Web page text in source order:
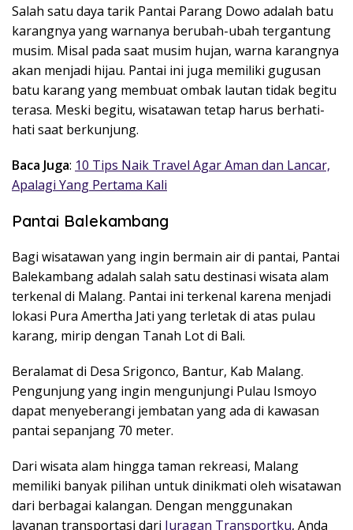
Salah satu daya tarik Pantai Parang Dowo adalah batu
karangnya yang warnanya berubah-ubah tergantung
musim. Misal pada saat musim hujan, warna karangnya
akan menjadi hijau. Pantai ini juga memiliki gugusan
batu karang yang membuat ombak lautan tidak begitu
terasa. Meski begitu, wisatawan tetap harus berhati-
hati saat berkunjung.
Baca Juga: 10 Tips Naik Travel Agar Aman dan Lancar,
Apalagi Yang Pertama Kali
Pantai Balekambang
Bagi wisatawan yang ingin bermain air di pantai, Pantai
Balekambang adalah salah satu destinasi wisata alam
terkenal di Malang. Pantai ini terkenal karena menjadi
lokasi Pura Amertha Jati yang terletak di atas pulau
karang, mirip dengan Tanah Lot di Bali.
Beralamat di Desa Srigonco, Bantur, Kab Malang.
Pengunjung yang ingin mengunjungi Pulau Ismoyo
dapat menyeberangi jembatan yang ada di kawasan
pantai sepanjang 70 meter.
Dari wisata alam hingga taman rekreasi, Malang
memiliki banyak pilihan untuk dinikmati oleh wisatawan
dari berbagai kalangan. Dengan menggunakan
layanan transportasi dari Juragan Transportku, Anda